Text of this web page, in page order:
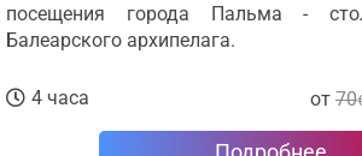
посещения города Пальма -
Балеарского архипелага.
4 часа от 70